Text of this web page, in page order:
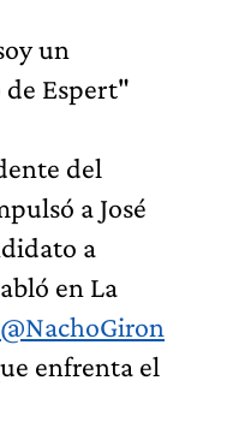
un
Espert"
del
a José
a
en La
@NachoGiron
enfrenta el